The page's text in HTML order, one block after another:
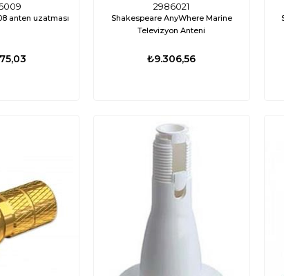
anten uzatması
2986021
Shakespeare AnyWhere Marine
Televizyon Anteni
₺9.306,56